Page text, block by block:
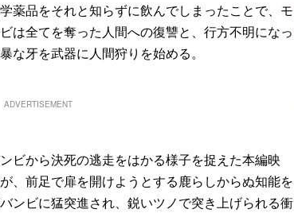
薬品をそれと知らずに飲んでしまったことで、モ
は全てを奪った人間への復讐と、行方不明になっ
な牙を武器に人間狩りを始める。
ADVERTISEMENT
ビから決死の逃走をはかる様子を捉えた本編映
、前足で扉を開けようとする鹿らしからぬ知能を
ンビに猛突進され、鋭いツノで突き上げられる衝